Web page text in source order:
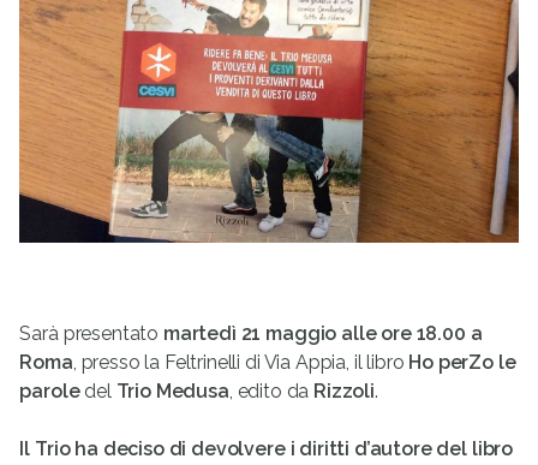
Sarà presentato martedì 21 maggio alle ore 18.00 a
Roma, presso la Feltrinelli di Via Appia, il libro Ho perZo le
paroledel Trio Medusa, edito da Rizzoli.
Il Trio ha deciso di devolvere i diritti d’autore del libro